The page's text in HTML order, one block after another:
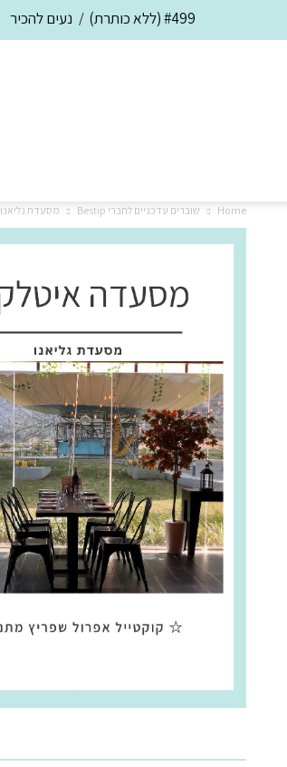
#499 (ללא כותרת) נעים להכיר
Home שוברים עדכניים לחברי Bestip מסעדת גליאנו